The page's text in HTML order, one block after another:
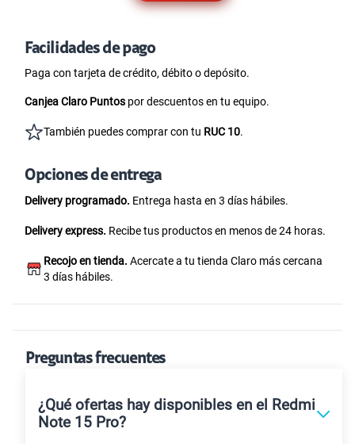
Facilidades de pago
Paga con tarjeta de crédito, débito o depósito.
Canjea Claro Puntos por descuentos en tu equipo.
También puedes comprar con tu RUC 10.
Opciones de entrega
Delivery programado. Entrega hasta en 3 días hábiles.
Delivery express. Recibe tus productos en menos de 24 horas.
Recojo en tienda. Acercate a tu tienda Claro más cercana
3 días hábiles.
Preguntas frecuentes
¿Qué ofertas hay disponibles en el Redmi
Note 15 Pro?